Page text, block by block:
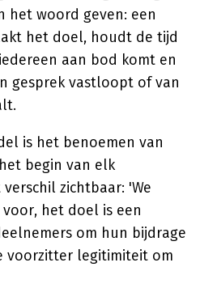
het woord geven: een
het doel, houdt de tijd
aan bod komt en
gesprek vastloopt of van
is het benoemen van
begin van elk
zichtbaar: 'We
het doel is een
om hun bijdrage
voorzitter legitimiteit om